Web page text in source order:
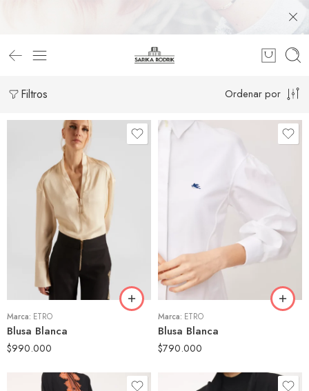
Filtros Ordenar por
Marca: ETRO
Blusa Blanca
$990.000
44
46
Marca: ETRO
Blusa Blanca
$790.000
46